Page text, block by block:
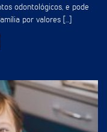
odontológicos, e pode
por valores [...]